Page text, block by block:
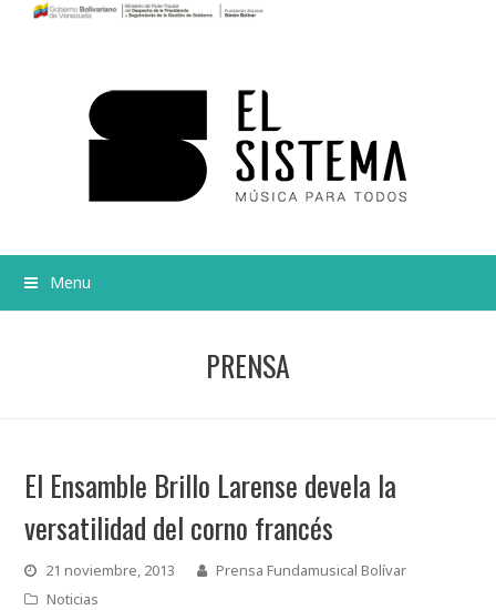
Menu
PRENSA
El Ensamble Brillo Larense devela la
versatilidad del corno francés
21 noviembre, 2013
Prensa Fundamusical Bolívar
Noticias